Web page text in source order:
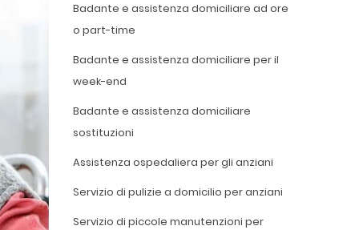
Badante e assistenza domiciliare ad ore
o part-time
Badante e assistenza domiciliare per il
week-end
Badante e assistenza domiciliare
sostituzioni
Assistenza ospedaliera per gli anziani
Servizio di pulizie a domicilio per anziani
Servizio di piccole manutenzioni per